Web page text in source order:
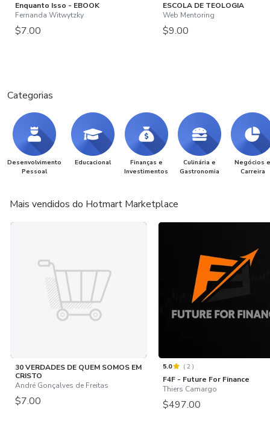
Enquanto Isso - EBOOK
Fernanda Witwytzky
$7.00
ESCOLA DE TEOLOGIA
Web Mentoring
$9.00
Categorias
Desenvolvimento
Pessoal
Educacional
Finanças e
Investimentos
Culinária e
Gastronomia
Negócios e
Carreira
Mais vendidos do Hotmart Marketplace
30 VERDADES DE QUEM SOMOS EM
CRISTO
André Gonçalves de Freitas
$7.00
5.0 (2 )
F4F - Future For Finance
Thiers Camargo
$497.00